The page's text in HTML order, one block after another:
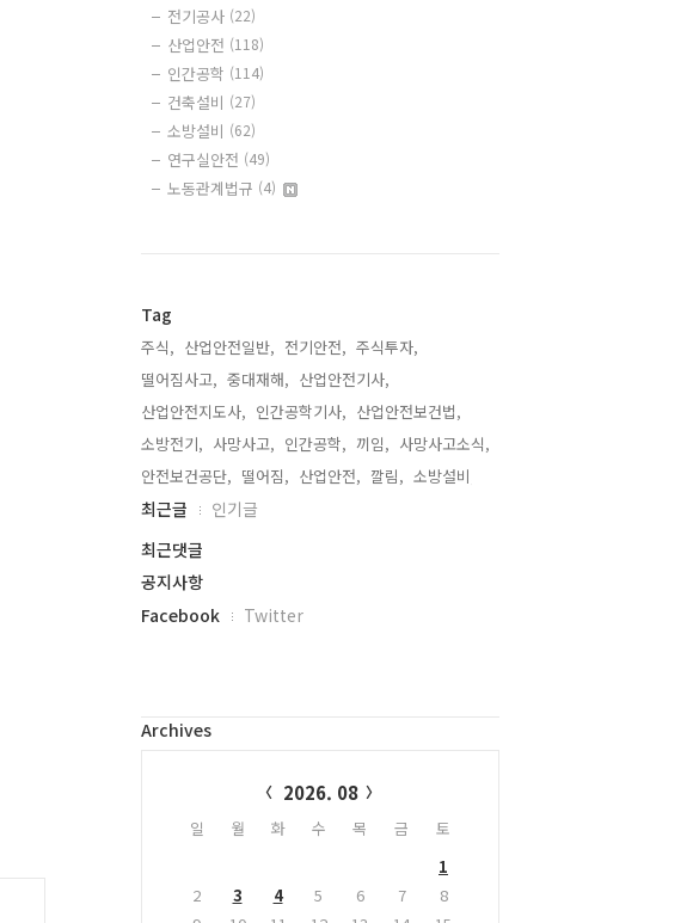
전기공사 (22)
산업안전 (118)
인간공학 (114)
건축설비 (27)
소방설비 (62)
연구실안전 (49)
노동관계법규 (4)
Tag
주식, 산업안전일반, 전기안전, 주식투자,
떨어짐사고, 중대재해, 산업안전기사,
산업안전지도사, 인간공학기사, 산업안전보건법,
소방전기, 사망사고, 인간공학, 끼임, 사망사고소식,
안전보건공단, 떨어짐, 산업안전, 깔림, 소방설비,
최
글
과
기
최근글
인기글
최근댓글
공지사항
페
위
Facebook Twitter
Archives
2026. 08
일 월 화 수 목 금
토
1
2
3 4 5 6 7
8